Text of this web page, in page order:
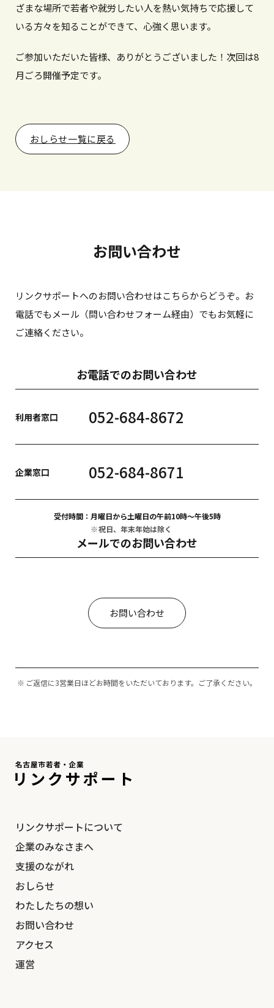
ざまな場所で若者や就労したい人を熱い気持ちで応援して
いる方々を知ることができて、心強く思います。
ご参加いただいた皆様、ありがとうございました！次回は8
月ごろ開催予定です。
おしらせ一覧に戻る
お問い合わせ
リンクサポートへのお問い合わせはこちらからどうぞ。お
電話でもメール（問い合わせフォーム経由）でもお気軽に
ご連絡ください。
お電話でのお問い合わせ
利用者窓口 052-684-8672
企業窓口 052-684-8671
受付時間： 月曜日から土曜日の午前10時〜午後5時
祝日、年末年始は除く
メールでのお問い合わせ
お問い合わせ
ご返信に3営業日ほどお時間をいただいております。ご了承ください。
リンクサポートについて
企業のみなさまへ
支援のながれ
おしらせ
わたしたちの想い
お問い合わせ
アクセス
運営